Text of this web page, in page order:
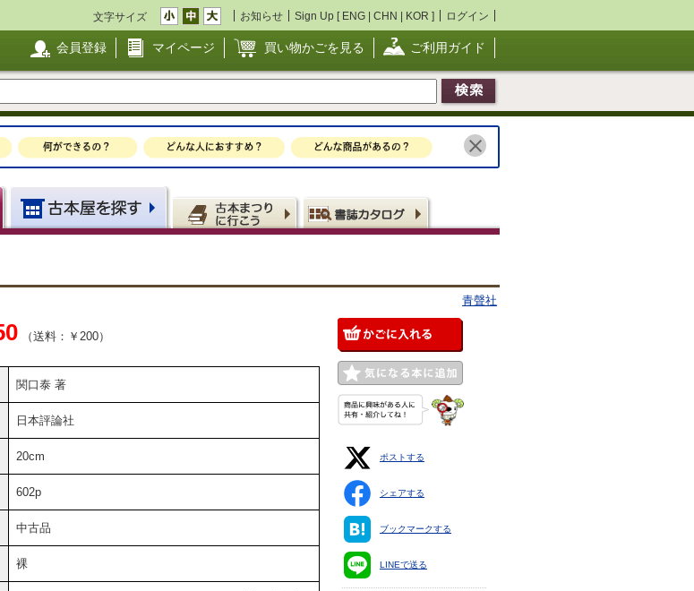
文字サイズ お知らせ Sign Up [ ENG | CHN | KOR ] ログイン
会員登録 マイページ 買い物かごを見る ご利用ガイド
青聲社
（送料：￥200）
関口泰 著
日本評論社
20cm
602p
中古品
裸
ポストする
シェアする
ブックマークする
LINEで送る